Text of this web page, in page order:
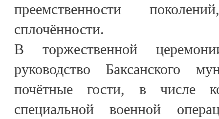
преемственности
сплочённости.
В торжественной
руководство Баксанского
почётные гости, в числе
специальной военной